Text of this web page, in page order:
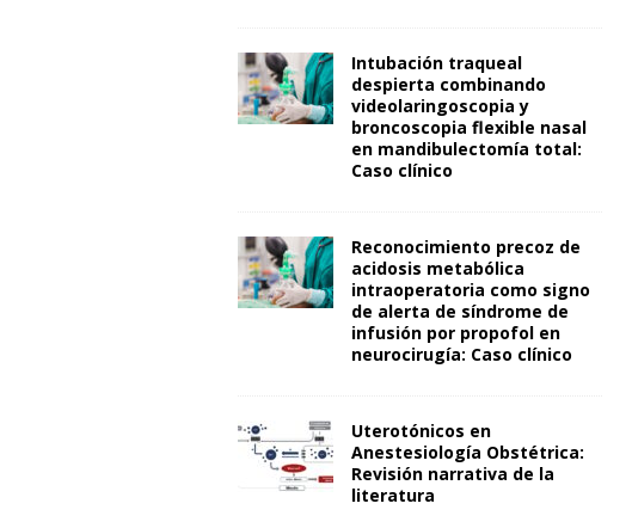
Intubación traqueal
despierta combinando
videolaringoscopia y
broncoscopia flexible nasal
en mandibulectomía total:
Caso clínico
Reconocimiento precoz de
acidosis metabólica
intraoperatoria como signo
de alerta de síndrome de
infusión por propofol en
neurocirugía: Caso clínico
Uterotónicos en
Anestesiología Obstétrica:
Revisión narrativa de la
literatura